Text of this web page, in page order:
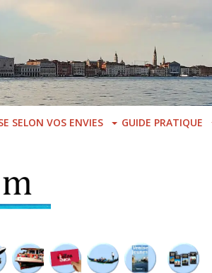
SELON VOS ENVIES GUIDE PRATIQUE